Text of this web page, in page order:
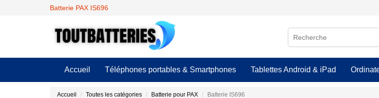
Batterie PAX IS696
Accueil Téléphones portables & Smartphones Tablettes Android & iPad
Accueil Toutes les catégories Batterie pour PAX Batterie IS696